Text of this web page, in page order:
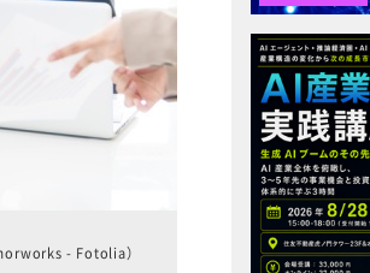
- Fotolia）